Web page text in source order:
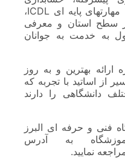
مخصوص معرفی به بازار کار، مهارتهای پایه ای ICDL،
سطح استان و معرفی
به خدمت به جوانان
بهترین و به روز
از اساتید با تجربه که
دانشگاهی را دارند
فنی و حرفه ای البرز
به آدرس
نمایید.